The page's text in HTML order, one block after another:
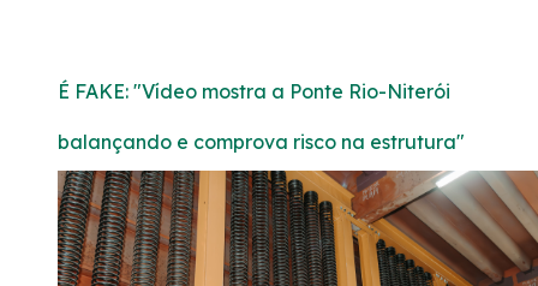
É FAKE: "Vídeo mostra a Ponte Rio-Niterói
balançando e comprova risco na estrutura"